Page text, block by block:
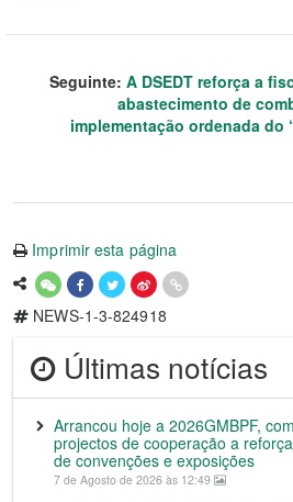
Seguinte: A DSEDT reforça a
abastecimento de
implementação ordenada do
Imprimir esta página
NEWS-1-3-824918
Últimas notícias
Arrancou hoje a 2026GMBPF,
projectos de cooperação a
de convenções e exposições
7 de Agosto de 2026 às 12:49